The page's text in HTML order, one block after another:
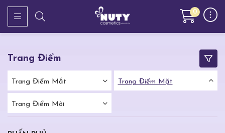
0
Trang Điểm
Trang Điểm Mắt Trang Điểm Mặt
Trang Điểm Môi